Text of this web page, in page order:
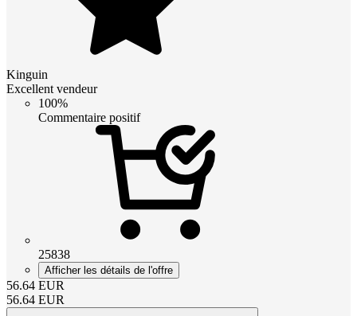
Kinguin
Excellent vendeur
100%
Commentaire positif
25838
Afficher les détails de l'offre
56.64 EUR
56.64 EUR